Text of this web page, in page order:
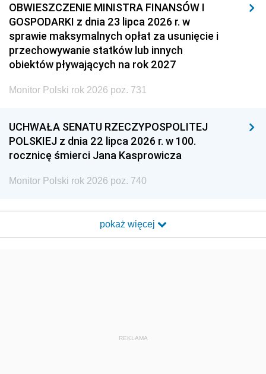
OBWIESZCZENIE MINISTRA FINANSÓW I
GOSPODARKI z dnia 23 lipca 2026 r. w
sprawie maksymalnych opłat za usunięcie i
przechowywanie statków lub innych
obiektów pływających na rok 2027
Monitor Polski rok 2026 poz. 731
UCHWAŁA SENATU RZECZYPOSPOLITEJ
POLSKIEJ z dnia 22 lipca 2026 r. w 100.
rocznicę śmierci Jana Kasprowicza
Monitor Polski rok 2026 poz. 740
pokaż więcej
REKLAMA